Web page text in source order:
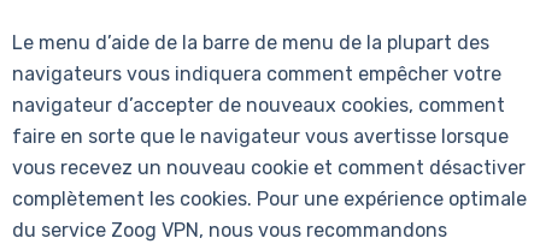
Le menu d’aide de la barre de menu de la plupart des
navigateurs vous indiquera comment empêcher votre
navigateur d’accepter de nouveaux cookies, comment
faire en sorte que le navigateur vous avertisse lorsque
vous recevez un nouveau cookie et comment désactiver
complètement les cookies. Pour une expérience optimale
du service Zoog VPN, nous vous recommandons